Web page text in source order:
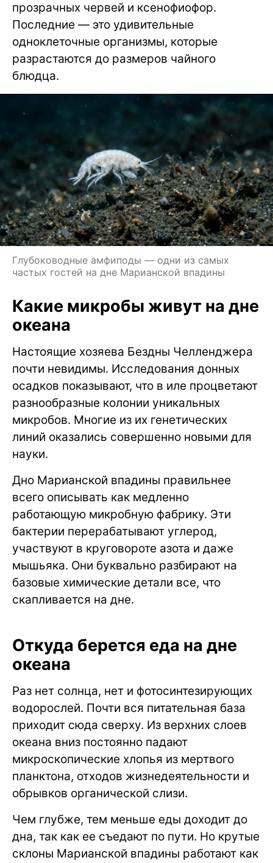
прозрачных червей и ксенофиофор.
Последние — это удивительные
одноклеточные организмы, которые
разрастаются до размеров чайного
блюдца.
Глубоководные амфиподы — одни из самых
частых гостей на дне Марианской впадины
Какие микробы живут на дне
океана
Настоящие хозяева Бездны Челленджера
почти невидимы. Исследования донных
осадков показывают, что в иле процветают
разнообразные колонии уникальных
микробов. Многие из их генетических
линий оказались совершенно новыми для
науки.
Дно Марианской впадины правильнее
всего описывать как медленно
работающую микробную фабрику. Эти
бактерии перерабатывают углерод,
участвуют в круговороте азота и даже
мышьяка. Они буквально разбирают на
базовые химические детали все, что
скапливается на дне.
Откуда берется еда на дне
океана
Раз нет солнца, нет и фотосинтезирующих
водорослей. Почти вся питательная база
приходит сюда сверху. Из верхних слоев
океана вниз постоянно падают
микроскопические хлопья из мертвого
планктона, отходов жизнедеятельности и
обрывков органической слизи.
Чем глубже, тем меньше еды доходит до
дна, так как ее съедают по пути. Но крутые
склоны Марианской впадины работают как